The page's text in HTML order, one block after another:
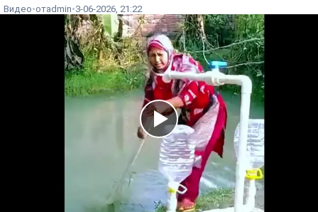
Видео отadmin 3-06-2026, 21:22